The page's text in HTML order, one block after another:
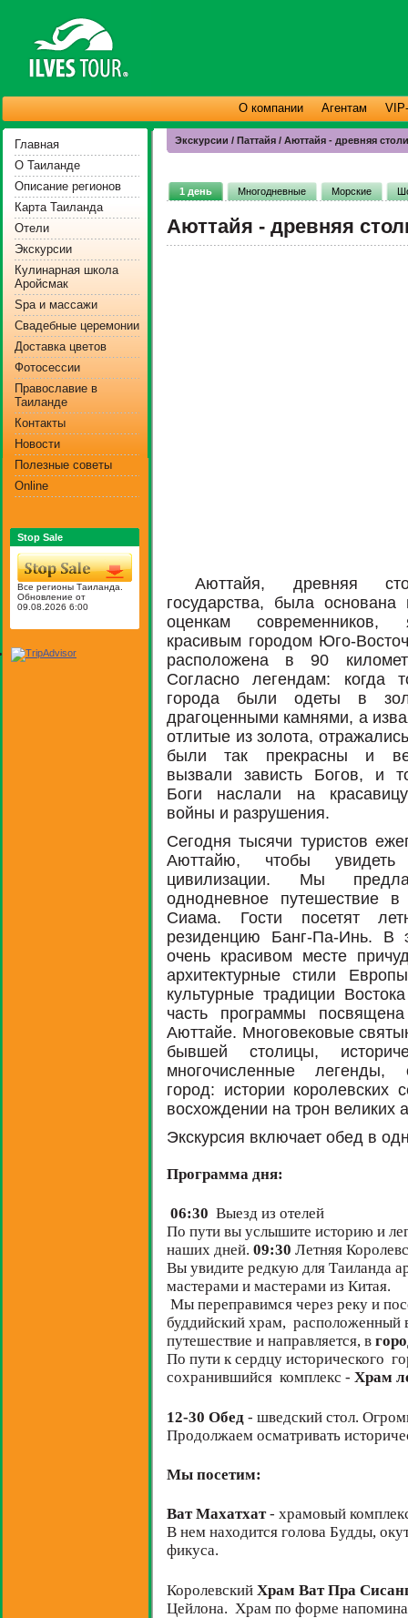
О компании Агентам
Главная
О Таиланде
Описание регионов
Карта Таиланда
Отели
Экскурсии
Кулинарная школа
Аройсмак
Spa и массажи
Свадебные церемонии
Доставка цветов
Фотосессии
Православие в
Таиланде
Контакты
Новости
Полезные советы
Online
Stop Sale
Все регионы Таиланда.
Обновление от
09.08.2026 6:00
Экскурсии / Паттайя / Аюттайя - древняя
1 день Многодневные Морские
Аюттайя - древняя
Аюттайя, древняя
государства, была
оценкам современников,
красивым городом Юго-
расположена в 90
Согласно легендам: когда
города были одеты в
драгоценными камнями, а
отлитые из золота,
были так прекрасны и
вызвали зависть Богов, и
Боги наслали на
войны и разрушения.
Сегодня тысячи туристов
Аюттайю, чтобы
цивилизации. Мы
однодневное путешествие
Сиама. Гости посетят
резиденцию Банг-Па-Инь. В
очень красивом месте
архитектурные стили
культурные традиции
часть программы
Аюттайе. Многовековые
бывшей столицы,
многочисленные легенды,
город: истории королевских
восхождении на трон великих
Экскурсия включает обед в
Программа дня:
06:30 Выезд из отелей
По пути вы услышите историю и
наших дней. 09:30 Летняя
Вы увидите редкую для Таиланда
мастерами и мастерами из Китая.
Мы переправимся через реку и
буддийский храм, расположенный
путешествие и направляется, в
По пути к сердцу исторического
сохранившийся комплекс - Храм
12-30 Обед - шведский стол.
Продолжаем осматривать
Мы посетим:
Ват Махатхат- храмовый
В нем находится голова Будды,
фикуса.
Королевский Храм Ват Пра
Цейлона. Храм по форме